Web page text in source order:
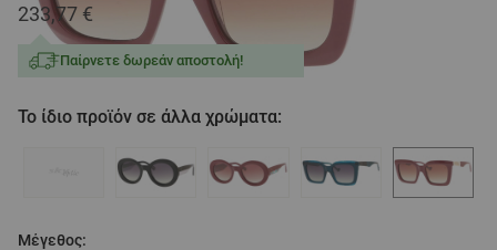
233,77 €
Παίρνετε δωρεάν αποστολή!
Το ίδιο προϊόν σε άλλα χρώματα:
Μέγεθος: